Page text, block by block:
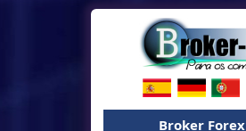
Broker Forex